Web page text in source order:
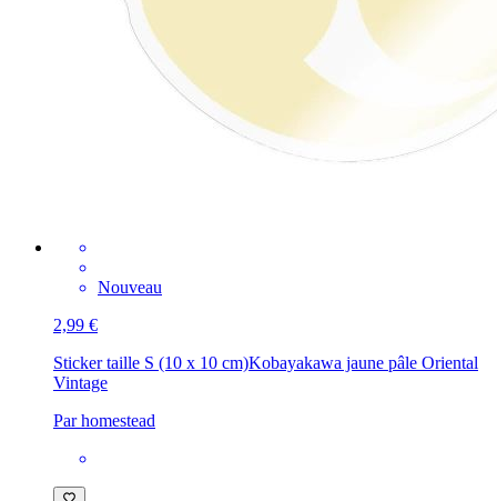
Nouveau
2,99 €
Sticker taille S (10 x 10 cm)Kobayakawa jaune pâle Oriental
Vintage
Par homestead